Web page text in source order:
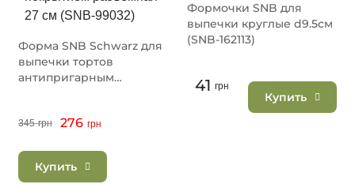
Форма SNB Schwarz для
выпечки тортов
антипригарным
345 грн 276 грн
Купить
Формочки SNB для
выпечки круглые d9.5см
(SNB-162113)
41 грн
Купить